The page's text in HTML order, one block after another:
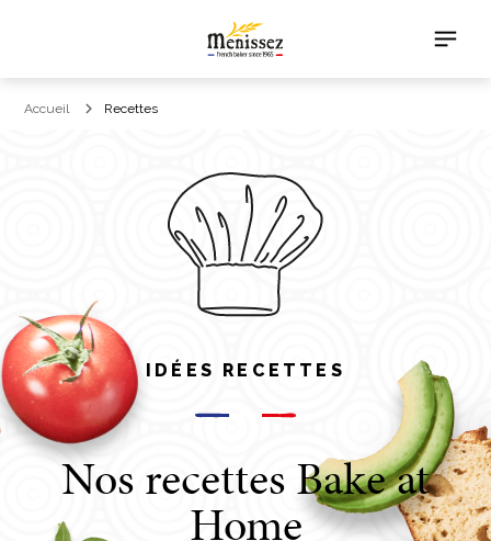
Accueil Recettes
IDÉES RECETTES
Nos recettes Bake at
Home